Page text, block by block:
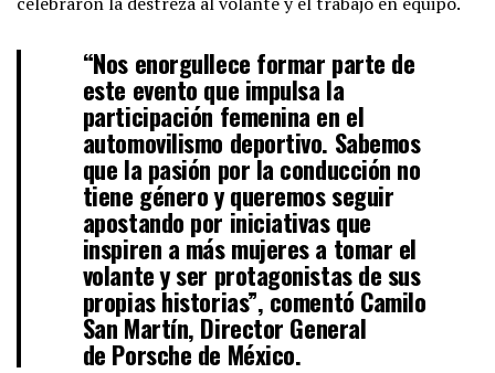
“Nos enorgullece formar parte de
este evento que impulsa la
participación femenina en el
automovilismo deportivo. Sabemos
que la pasión por la conducción no
tiene género y queremos seguir
apostando por iniciativas que
inspiren a más mujeres a tomar el
volante y ser protagonistas de sus
propias historias”, comentó Camilo
San Martín, Director General
de Porsche de México.